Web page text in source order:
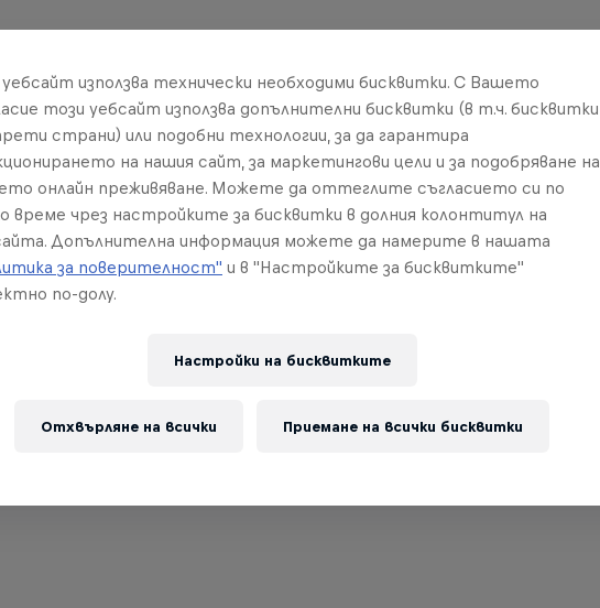
уебсайт използва технически необходими бисквитки. С Вашето
този уебсайт използва допълнителни бисквитки (в т.ч. бисквитки
страни) или подобни технологии, за да гарантира
на нашия сайт, за маркетингови цели и за подобряване на
онлайн преживяване. Можете да оттеглите съгласието си по
време чрез настройките за бисквитки в долния колонтитул на
Допълнителна информация можете да намерите в нашата
за поверителност" и в "Настройките за бисквитките"
по-долу.
Настройки на бисквитките
Отхвърляне на всички Приемане на всички бисквитки